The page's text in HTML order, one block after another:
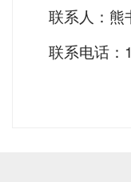
联系人：熊
联系电话：